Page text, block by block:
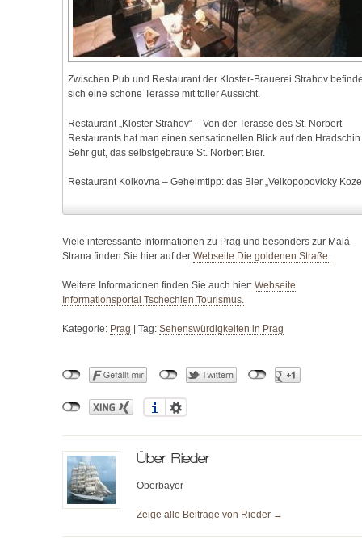
Zwischen Pub und Restaurant der Kloster-Brauerei Strahov befindet
sich eine schöne Terasse mit toller Aussicht.
Restaurant „Kloster Strahov“ – Von der Terasse des St. Norbert
Restaurants hat man einen sensationellen Blick auf den Hradschin.
Sehr gut, das selbstgebraute St. Norbert Bier.
Restaurant Kolkovna – Geheimtipp: das Bier „Velkopopovicky
Viele interessante Informationen zu Prag und besonders zur Malá
Strana finden Sie hier auf der Webseite Die goldenen Straße.
Weitere Informationen finden Sie auch hier: Webseite
Informationsportal Tschechien Tourismus.
Kategorie: Prag | Tag: Sehenswürdigkeiten in Prag
Über Rieder
Oberbayer
Zeige alle Beiträge von Rieder →